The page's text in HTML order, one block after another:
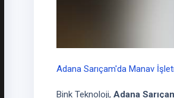
Adana Sarıçam'da Manav
Bink Teknoloji, Adana